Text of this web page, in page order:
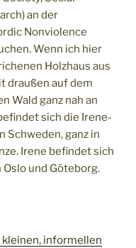
an der
Nonviolence
Wenn ich hier
Holzhaus aus
draußen auf dem
Wald ganz nah an
sich die Irene-
Schweden, ganz in
Irene befindet sich
und Göteborg.
informellen